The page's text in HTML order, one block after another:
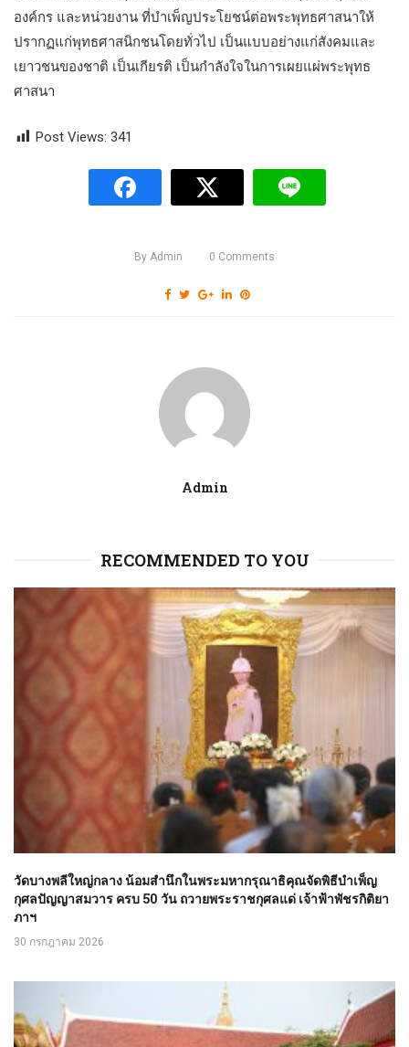
องค์กร และหน่วยงาน ที่บำเพ็ญประโยชน์ต่อพระพุทธศาสนาให้
ปรากฏแก่พุทธศาสนิกชนโดยทั่วไป เป็นแบบอย่างแก่สังคมและ
เยาวชนของชาติ เป็นเกียรติ เป็นกำลังใจในการเผยแผ่พระพุทธ
ศาสนา
Post Views: 341
By Admin 0 Comments
Admin
RECOMMENDED TO YOU
วัดบางพลีใหญ่กลาง น้อมสำนึกในพระมหากรุณาธิคุณจัดพิธีบำเพ็ญ
กุศลปัญญาสมวาร ครบ 50 วัน ถวายพระราชกุศลแด่ เจ้าฟ้าพัชรกิติยา
ภาฯ
30 กรกฎาคม 2026